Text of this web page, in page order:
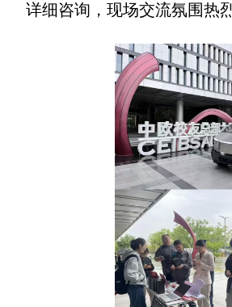
详细咨询，现场交流氛围热